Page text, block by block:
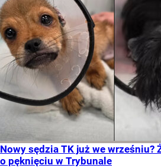
Nowy sędzia TK już we wrześniu?
o pęknięciu w Trybunale